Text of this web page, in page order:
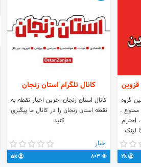
قزوین
گروه
.
لینک
https://t.me/
2k
کانال تلگرام استان زنجان
کانال استان زنجان اخرین اخبار نقطه به
نقطه استان زنجان را در کانال ما پیگیری
کنید
اخبار
803
5k